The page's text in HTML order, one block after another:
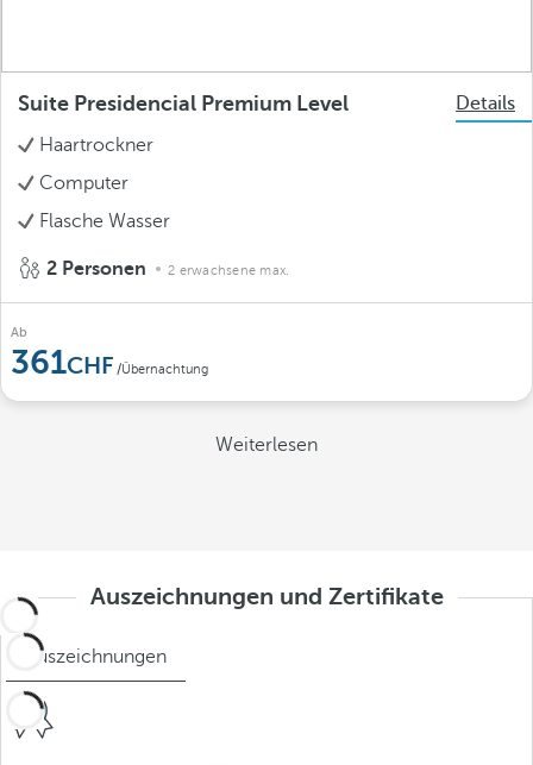
Suite Presidencial Premium Level
Details
Haartrockner
Computer
Flasche Wasser
2 Personen 2 erwachsene max.
Ab
361 /Übernachtung
Weiterlesen
Auszeichnungen und Zertifikate
Auszeichnungen